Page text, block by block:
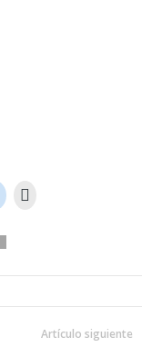
Artículo siguiente